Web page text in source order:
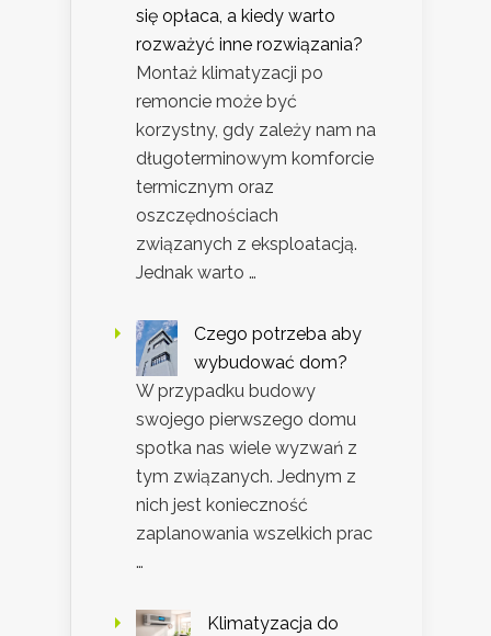
się opłaca, a kiedy warto
rozważyć inne rozwiązania?
Montaż klimatyzacji po
remoncie może być
korzystny, gdy zależy nam na
długoterminowym komforcie
termicznym oraz
oszczędnościach
związanych z eksploatacją.
Jednak warto …
Czego potrzeba aby
wybudować dom?
W przypadku budowy
swojego pierwszego domu
spotka nas wiele wyzwań z
tym związanych. Jednym z
nich jest konieczność
zaplanowania wszelkich prac
…
Klimatyzacja do